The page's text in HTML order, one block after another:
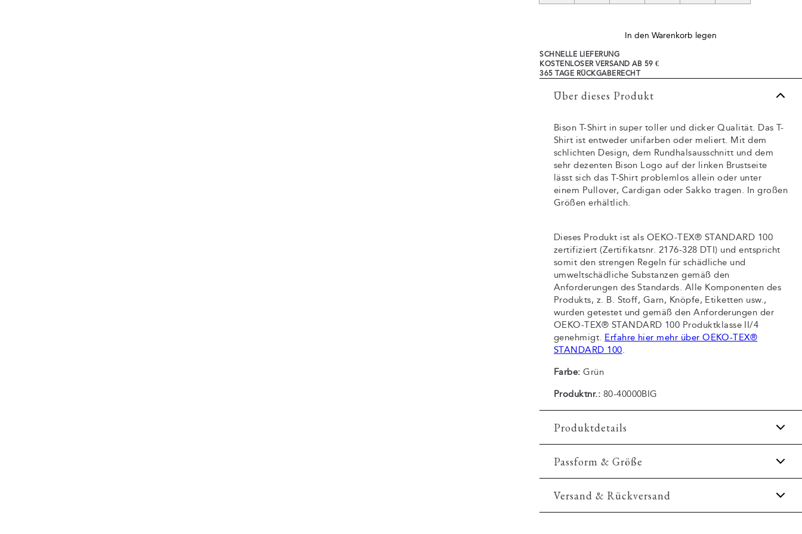
In den Warenkorb legen
SCHNELLE LIEFERUNG
KOSTENLOSER VERSAND AB 59 €
365 TAGE RÜCKGABERECHT
Über dieses Produkt
Bison T-Shirt in super toller und dicker Qualität. Das T-
Shirt ist entweder unifarben oder meliert. Mit dem
schlichten Design, dem Rundhalsausschnitt und dem
sehr dezenten Bison Logo auf der linken Brustseite
lässt sich das T-Shirt problemlos allein oder unter
einem Pullover, Cardigan oder Sakko tragen. In großen
Größen erhältlich.
Dieses Produkt ist als OEKO-TEX® STANDARD 100
zertifiziert (Zertifikatsnr. 2176-328 DTI) und entspricht
somit den strengen Regeln für schädliche und
umweltschädliche Substanzen gemäß den
Anforderungen des Standards. Alle Komponenten des
Produkts, z. B. Stoff, Garn, Knöpfe, Etiketten usw.,
wurden getestet und gemäß den Anforderungen der
OEKO-TEX® STANDARD 100 Produktklasse II/4
genehmigt. Erfahre hier mehr über OEKO-TEX®
STANDARD 100.
Farbe: Grün
Produktnr.: 80-40000BIG
Produktdetails
Das T-Shirt hat einen Rundhalsausschnitt.
Gutes Basic-T-Shirt, welches das ganze Jahr über
getragen werden kann.
Passform & Größe
Fit:Comfort fit
Etwas lockerere Passform, mit Bewegungsfreiheit
Versand & Rückversand